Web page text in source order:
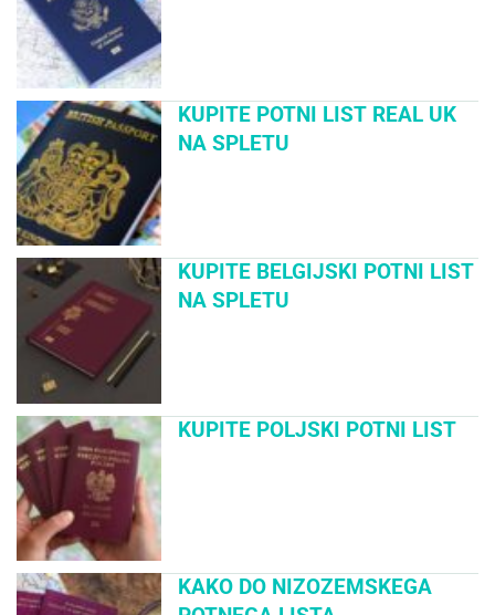
KUPITE POTNI LIST REAL UK
NA SPLETU
KUPITE BELGIJSKI POTNI LIST
NA SPLETU
KUPITE POLJSKI POTNI LIST
KAKO DO NIZOZEMSKEGA